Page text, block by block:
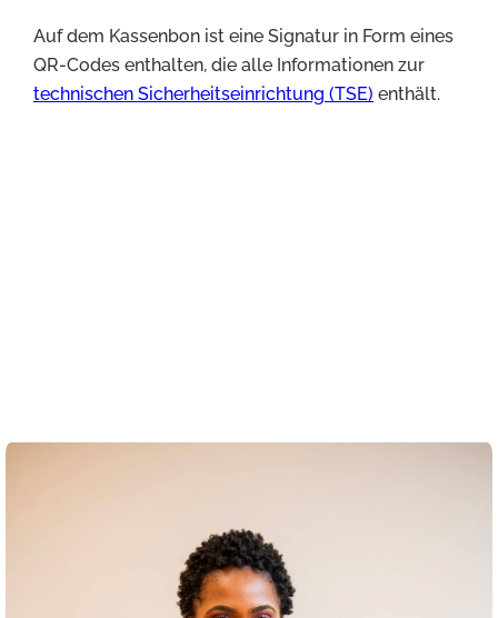
Auf dem Kassenbon ist eine Signatur in Form eines
QR-Codes enthalten, die alle Informationen zur
technischen Sicherheitseinrichtung (TSE) enthält.